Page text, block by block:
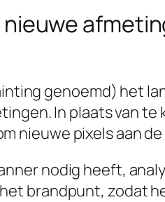
genoemd) het
In plaats van te
nieuwe pixels aan
nodig heeft,
brandpunt, zodat